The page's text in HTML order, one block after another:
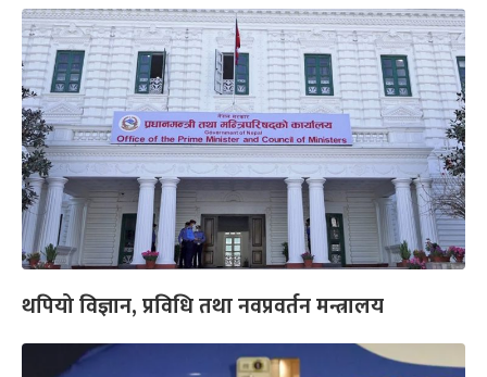
थपियो विज्ञान, प्रविधि तथा नवप्रवर्तन मन्त्रालय